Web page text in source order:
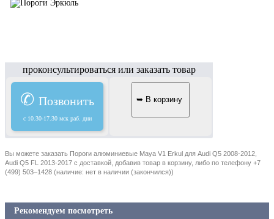
проконсультироваться или заказать товар
✆ Позвонить
c 10.30-17.30 мск раб. дни
Вы можете заказать Пороги алюминиевые Maya V1 Erkul для Audi Q5 2008-2012,
Audi Q5 FL 2013-2017 с доставкой, добавив товар в корзину, либо по телефону +7
(499) 503–1428 (наличие: нет в наличии (закончился))
Рекомендуем посмотреть